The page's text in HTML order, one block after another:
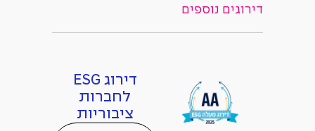
דירוגים נוספים
דירוג ESG
לחברות
ציבוריות